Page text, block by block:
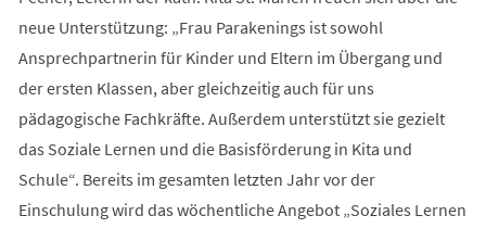
neue Unterstützung: „Frau Parakenings ist sowohl
Ansprechpartnerin für Kinder und Eltern im Übergang und
der ersten Klassen, aber gleichzeitig auch für uns
pädagogische Fachkräfte. Außerdem unterstützt sie gezielt
das Soziale Lernen und die Basisförderung in Kita und
Schule“. Bereits im gesamten letzten Jahr vor der
Einschulung wird das wöchentliche Angebot „Soziales Lernen